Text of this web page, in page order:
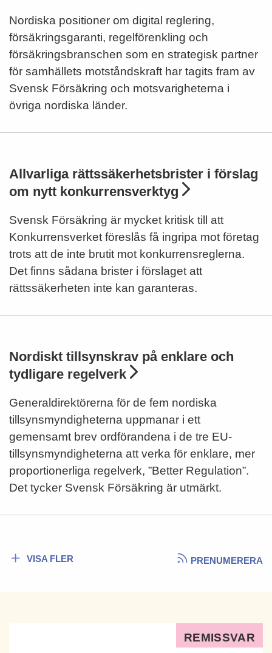
Nordiska positioner om digital reglering,
försäkringsgaranti, regelförenkling och
försäkringsbranschen som en strategisk partner
för samhällets motståndskraft har tagits fram av
Svensk Försäkring och motsvarigheterna i
övriga nordiska länder.
Allvarliga rättssäkerhetsbrister i förslag
om nytt konkurrensverktyg
Svensk Försäkring är mycket kritisk till att
Konkurrensverket föreslås få ingripa mot företag
trots att de inte brutit mot konkurrensreglerna.
Det finns sådana brister i förslaget att
rättssäkerheten inte kan garanteras.
Nordiskt tillsynskrav på enklare och
tydligare regelverk
Generaldirektörerna för de fem nordiska
tillsynsmyndigheterna uppmanar i ett
gemensamt brev ordförandena i de tre EU-
tillsynsmyndigheterna att verka för enklare, mer
proportionerliga regelverk, ”Better Regulation”.
Det tycker Svensk Försäkring är utmärkt.
VISA FLER PRENUMERERA
REMISSVAR